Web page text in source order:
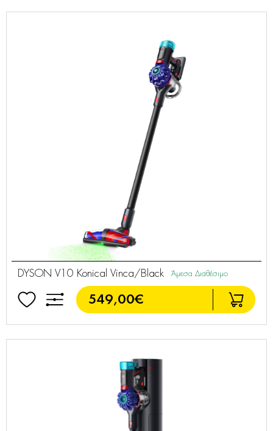
DYSON V10 Konical Vinca/Black Άμεσα Διαθέσιμο
549,00€